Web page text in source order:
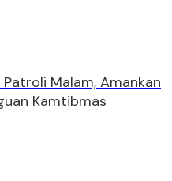
Malam, Amankan
Kamtibmas